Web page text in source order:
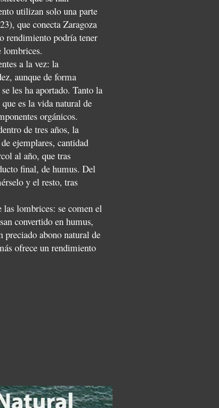
utilizan solo una parte
que conecta Zaragoza
rendimiento podría tener
lombrices.
a la vez: la
aunque de forma
les ha aportado. Tanto la
es la vida natural de
orgánicos.
de tres años, la
ejemplares, cantidad
al año, que tras
final, de humus. Del
y el resto, tras
lombrices: se comen el
convertido en humus,
preciado abono natural de
ofrece un rendimiento